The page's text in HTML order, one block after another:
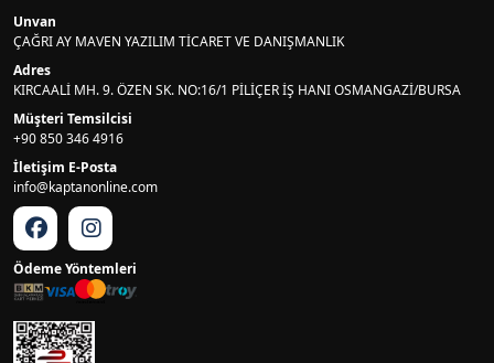
Unvan
ÇAĞRI AY MAVEN YAZILIM TİCARET VE DANIŞMANLIK
Adres
KIRCAALİ MH. 9. ÖZEN SK. NO:16/1 PİLİÇER İŞ HANI OSMANGAZİ/BURSA
Müşteri Temsilcisi
+90 850 346 4916
İletişim E-Posta
info@kaptanonline.com
Ödeme Yöntemleri